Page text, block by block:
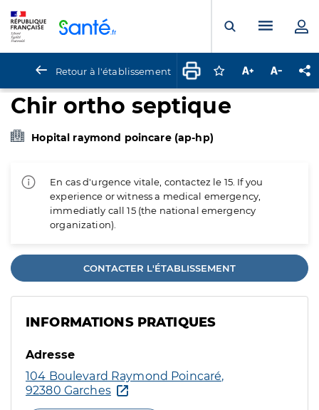
Ouvrir laMenu
Retour à l'établissement Connectez-vous
Augmenter la
Chir ortho septique
Hopital raymond poincare (ap-hp)
En cas d'urgence vitale, contactez le 15. If you
experience or witness a medical emergency,
immediatly call 15 (the national emergency
organization).
CONTACTER L'ÉTABLISSEMENT
INFORMATIONS PRATIQUES
Adresse
104 Boulevard Raymond Poincaré,
92380 Garches